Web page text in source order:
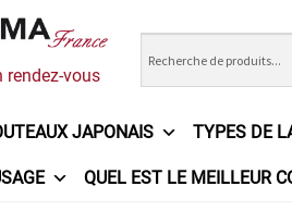
rendez-vous
JAPONAIS TYPES DE
QUEL EST LE MEILLEUR